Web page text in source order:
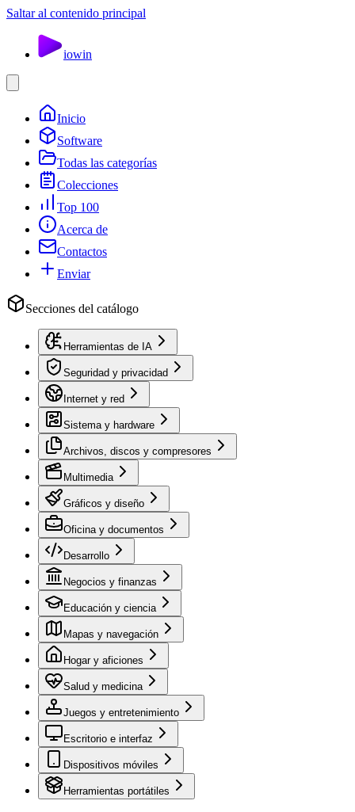
Saltar al contenido principal
iowin
Inicio
Software
Todas las categorías
Colecciones
Top 100
Acerca de
Contactos
Enviar
Secciones del catálogo
Herramientas de IA
Seguridad y privacidad
Internet y red
Sistema y hardware
Archivos, discos y compresores
Multimedia
Gráficos y diseño
Oficina y documentos
Desarrollo
Negocios y finanzas
Educación y ciencia
Mapas y navegación
Hogar y aficiones
Salud y medicina
Juegos y entretenimiento
Escritorio e interfaz
Dispositivos móviles
Herramientas portátiles